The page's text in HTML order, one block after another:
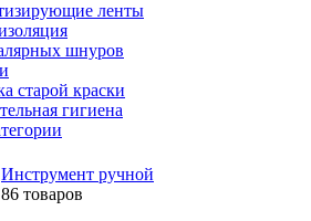
ленты
шнуров
старой краски
гигиена
Инструмент ручной
86 товаров